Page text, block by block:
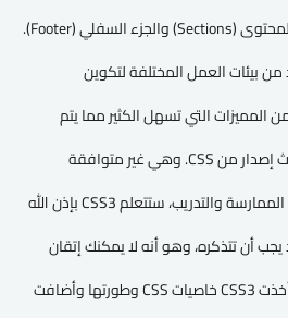
(nav)، الجزء الرئيسي (Main)، المحتوى (Sections) والجزء السفلي (Footer).
إتش تي إم إل 5 عدد من بيئات العمل المختلفة لتكوين
المميزات التي تسهل الكثير مما يتم
القيام به حالياً. CSS3 هي أحدث إصدار من CSS. وهي غير متوافقة
الإصدارات الأقدم من IE9. مع الممارسة والتدريب، ستتعلم CSS3 بإذن الله
أن تتذكره، وهو أنه لا يمكنك إتقان
CSS3 إلا إذا كنت تعرف CSS. أخذت CSS3 خاصيات CSS وطورتها وأضافت